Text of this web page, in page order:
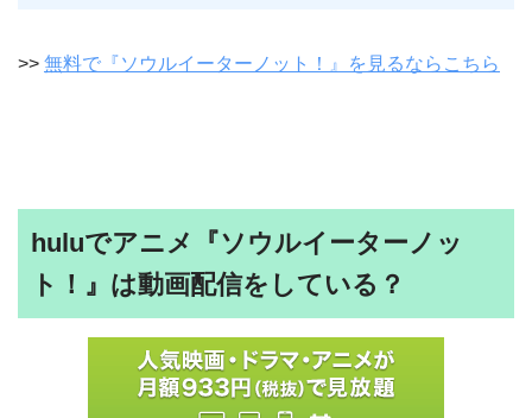
>> 無料で『ソウルイーターノット！』を見るならこちら
huluでアニメ『ソウルイーターノッ
ト！』は動画配信をしている？